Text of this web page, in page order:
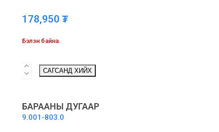
178,950 ₮
Бэлэн байна.
Fresh
Water
САГСАНД ХИЙХ
БАРААНЫ ДУГААР
9.001-803.0